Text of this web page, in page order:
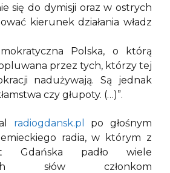
się do dymisji oraz w ostrych
kierunek działania władz
Polska, o którą
przez tych, którzy tej
nadużywają. Są jednak
czy głupoty. (…)”.
radiogdansk.pl
po głośnym
radia, w którym z
Gdańska padło wiele
słów członkom